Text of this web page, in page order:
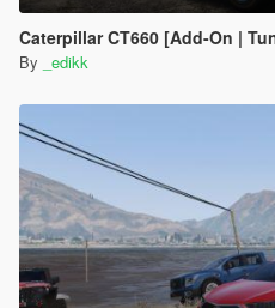
Caterpillar CT660 [Add-On |
By _edikk